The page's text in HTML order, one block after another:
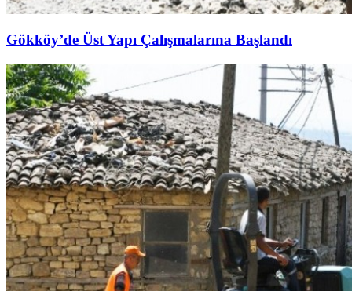
Gökköy’de Üst Yapı Çalışmalarına Başlandı